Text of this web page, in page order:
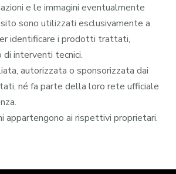
e le immagini eventualmente
sono utilizzati esclusivamente a
identificare i prodotti trattati,
interventi tecnici.
autorizzata o sponsorizzata dai
né fa parte della loro rete ufficiale
appartengono ai rispettivi proprietari.